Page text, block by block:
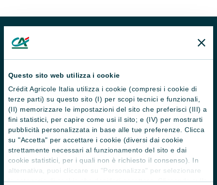
Questo sito web utilizza i cookie
Crédit Agricole Italia utilizza i cookie (compresi i cookie di
terze parti) su questo sito (I) per scopi tecnici e funzionali,
(II) memorizzare le impostazioni del sito che preferisci (III) a
fini statistici, per capire come usi il sito; e (IV) per mostrarti
pubblicità personalizzata in base alle tue preferenze. Clicca
su "Accetta" per accettare i cookie (diversi dai cookie
strettamente necessari al funzionamento del sito e dai
cookie statistici, per i quali non è richiesto il consenso). In
alternativa, puoi cliccare su "Personalizza" per selezionare
le categorie di cookie che desideri accettare. Cliccando sulla
Il Gruppo
Trova filiali
Contattaci
Domande frequenti